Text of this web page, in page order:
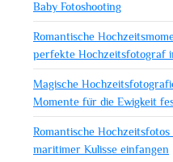
Baby Fotoshooting
Romantische
perfekte Hochzeitsfotograf
Magische
Momente für die Ewigkeit
Romantische
maritimer Kulisse einfangen